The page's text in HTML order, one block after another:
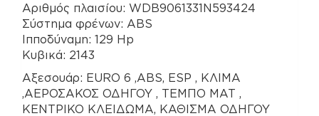
Αριθμός πλαισίου: WDB9061331N593424
Σύστημα φρένων: ABS
Ιπποδύναμη: 129 Hp
Κυβικά: 2143
Αξεσουάρ: EURO 6 ,ΑΒS, ESP , ΚΛΙΜΑ
,ΑΕΡΟΣΑΚΟΣ ΟΔΗΓΟΥ , ΤΕΜΠΟ ΜΑΤ ,
ΚΕΝΤΡΙΚΟ ΚΛΕΙΔΩΜΑ, ΚΑΘΙΣΜΑ ΟΔΗΓΟΥ